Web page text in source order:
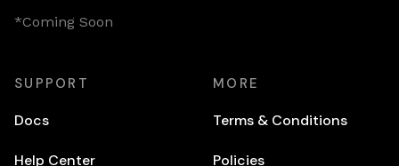
*Coming Soon
SUPPORT
Docs
Help Center
MORE
Terms & Conditions
Policies